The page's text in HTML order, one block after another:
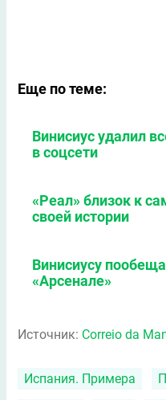
Еще по теме:
Винисиус удалил
в соцсети
«Реал» близок к
своей истории
Винисиусу
«Арсенале»
Источник: Сorreio da
Испания. Примера